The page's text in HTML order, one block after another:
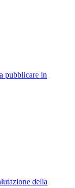
pubblicare in
della